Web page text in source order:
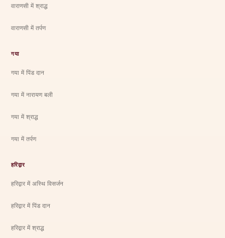
वाराणसी में श्राद्ध
वाराणसी में तर्पण
गया
गया में पिंड दान
गया में नारायण बली
गया में श्राद्ध
गया में तर्पण
हरिद्वार
हरिद्वार में अस्थि विसर्जन
हरिद्वार में पिंड दान
हरिद्वार में श्राद्ध